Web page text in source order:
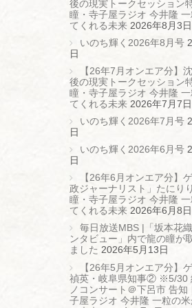
後の現実トークセッション
瞳・寺子屋ラジオ 今井隆 一
てくれる未来 2026年8月3日
いのち輝く2026年8月号
日
【26年7月オンエア分】
後の現実トークセッション
瞳・寺子屋ラジオ 今井隆 一
てくれる未来 2026年7月7日
いのち輝く2026年7月号
日
いのち輝く2026年6月号
日
【26年6月オンエア分】
政ジャーナリスト」たにり
瞳・寺子屋ラジオ 今井隆 一
てくれる未来 2026年6月8日
毎日放送MBS |「坂本花
ンタビュー」内で龍の瞳が
ました 2026年5月13日
【26年5月オンエア分】
禎英・岐阜県知事② ※5/30
ノコンサート＠下呂市 告知
子屋ラジオ 今井隆 一粒の